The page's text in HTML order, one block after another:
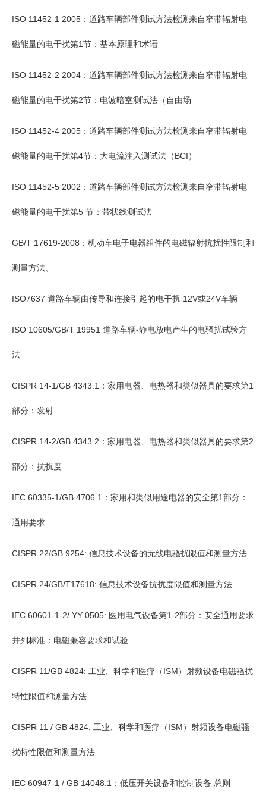
ISO 11452-1 2005：道路车辆部件测试方法检测来自窄带辐射电
磁能量的电干扰第1节：基本原理和术语
ISO 11452-2 2004：道路车辆部件测试方法检测来自窄带辐射电
磁能量的电干扰第2节：电波暗室测试法（自由场
ISO 11452-4 2005：道路车辆部件测试方法检测来自窄带辐射电
磁能量的电干扰第4节：大电流注入测试法（BCI）
ISO 11452-5 2002：道路车辆部件测试方法检测来自窄带辐射电
磁能量的电干扰第5 节：带状线测试法
GB/T 17619-2008：机动车电子电器组件的电磁辐射抗扰性限制和
测量方法、
ISO7637 道路车辆由传导和连接引起的电干扰 12V或24V车辆
ISO 10605/GB/T 19951 道路车辆-静电放电产生的电骚扰试验方
法
CISPR 14-1/GB 4343.1：家用电器、电热器和类似器具的要求第1
部分：发射
CISPR 14-2/GB 4343.2：家用电器、电热器和类似器具的要求第2
部分：抗扰度
IEC 60335-1/GB 4706.1：家用和类似用途电器的安全第1部分：
通用要求
CISPR 22/GB 9254: 信息技术设备的无线电骚扰限值和测量方法
CISPR 24/GB/T17618: 信息技术设备抗扰度限值和测量方法
IEC 60601-1-2/ YY 0505: 医用电气设备第1-2部分：安全通用要求
并列标准：电磁兼容要求和试验
CISPR 11/GB 4824: 工业、科学和医疗（ISM）射频设备电磁骚扰
特性限值和测量方法
CISPR 11 / GB 4824: 工业、科学和医疗（ISM）射频设备电磁骚
扰特性限值和测量方法
IEC 60947-1 / GB 14048.1：低压开关设备和控制设备 总则